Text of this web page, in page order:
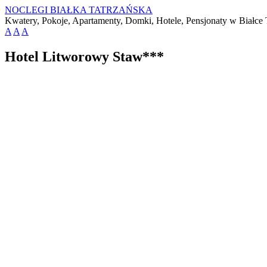
NOCLEGI BIAŁKA TATRZAŃSKA
Kwatery, Pokoje, Apartamenty, Domki, Hotele, Pensjonaty w Białce
A A A
Hotel Litworowy Staw***